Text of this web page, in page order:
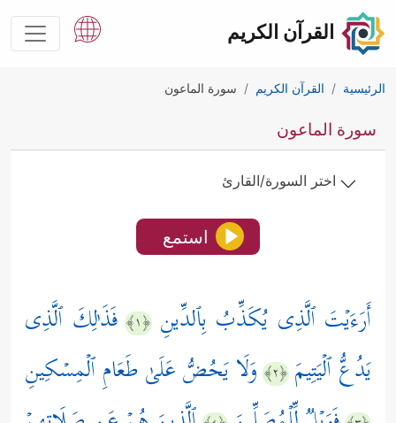
القرآن الكريم
الرئيسية القرآن الكريم سورة الماعون
سورة الماعون
اختر السورة/القارئ
استمع
أَرَءَیۡتَ ٱلَّذِی یُكَذِّبُ بِٱلدِّینِ ﴿١﴾
فَذَ ٰ⁠لِكَ ٱلَّذِی
یَدُعُّ ٱلۡیَتِیمَ ﴿٢﴾ وَلَا یَحُضُّ عَلَىٰ طَعَامِ ٱلۡمِسۡكِینِ